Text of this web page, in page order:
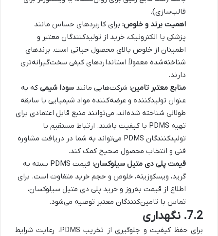
قالب‌سازی).
اهمیت برند و خلوص: برای کاربردهای حساس مانند
پزشکی یا الکترونیک، خرید از تولیدکنندگان معتبر و
اطمینان از خلوص بالای محصول حیاتی است. برندهای
شناخته‌شده معمولاً استانداردهای کیفی سخت‌گیرانه‌تری
دارند.
منابع معتبر تامین: شرکت‌هایی مانند سودا شیمی که به
عنوان تولیدکننده و عرضه‌کننده مواد شیمیایی با سابقه
طولانی شناخته شده‌اند، می‌توانند منبع قابل اعتمادی برای
تهیه PDMS با کیفیت باشند. ارتباط مستقیم با
تولیدکنندگان PDMS می‌تواند به شما در دریافت مشاوره
فنی و انتخاب محصول صحیح کمک کند.
قیمت پلی دی متیل سیلوکسان:
قیمت PDMS بسته به
گرید، ویسکوزیته، خلوص و حجم خرید متفاوت است. برای
اطلاع از قیمت به‌روز و خرید پلی دی متیل سیلوکسان،
تماس با تامین‌کنندگان معتبر توصیه می‌شود.
7.2. نگهداری
برای حفظ کیفیت و جلوگیری از تخریب PDMS، رعایت شرایط